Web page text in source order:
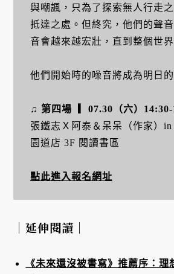
與嘲諷，只為了探索無人行走
抵達之處。但終究，他們的聲
音會越來越宏壯，直到整個世
他們開始時的噪音將成為明日的
♫ 第四場 ▎07.30（六）14:30-
張鐵志Ｘ阿泰＆呆呆（作家）
園道店 3F 閱讀書區
點此進入報名網址
｜延伸閱讀｜
《未來還沒被書寫》推薦序：理